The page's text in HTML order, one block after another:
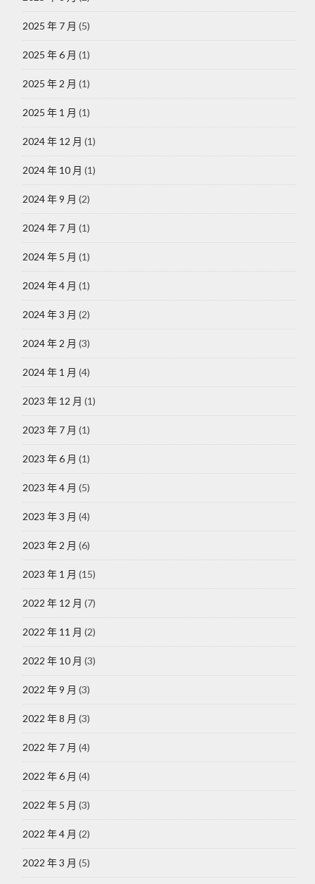
2025 年 7 月 (5)
2025 年 6 月 (1)
2025 年 2 月 (1)
2025 年 1 月 (1)
2024 年 12 月 (1)
2024 年 10 月 (1)
2024 年 9 月 (2)
2024 年 7 月 (1)
2024 年 5 月 (1)
2024 年 4 月 (1)
2024 年 3 月 (2)
2024 年 2 月 (3)
2024 年 1 月 (4)
2023 年 12 月 (1)
2023 年 7 月 (1)
2023 年 6 月 (1)
2023 年 4 月 (5)
2023 年 3 月 (4)
2023 年 2 月 (6)
2023 年 1 月 (15)
2022 年 12 月 (7)
2022 年 11 月 (2)
2022 年 10 月 (3)
2022 年 9 月 (3)
2022 年 8 月 (3)
2022 年 7 月 (4)
2022 年 6 月 (4)
2022 年 5 月 (3)
2022 年 4 月 (2)
2022 年 3 月 (5)